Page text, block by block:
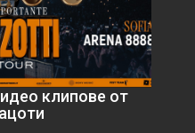
клипове от